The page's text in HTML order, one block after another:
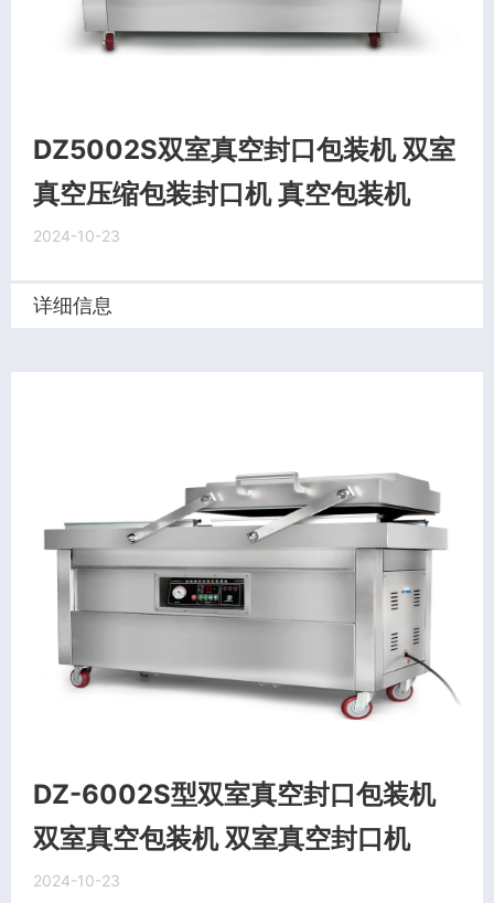
DZ5002S双室真空封口包装机 双室
真空压缩包装封口机 真空包装机
2024-10-23
详细信息
DZ-6002S型双室真空封口包装机
双室真空包装机 双室真空封口机
2024-10-23